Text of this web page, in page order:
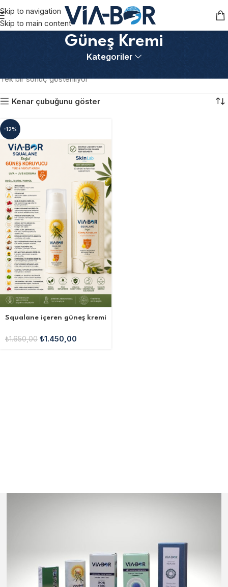
Skip to navigation
Skip to main content
Güneş Kremi
Kategoriler
Tek bir sonuç gösteriliyor
Kenar çubuğunu göster
-12%
Squalane içeren güneş kremi
₺1.650,00 ₺1.450,00